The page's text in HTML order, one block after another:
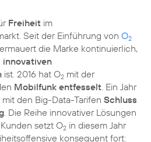
Freiheit im
Seit der Einführung von O2
die Marke kontinuierlich,
ist. 2016 hat O2 mit der
Mobilfunk entfesselt . Ein Jahr
mit den Big-Data-Tarifen Schluss
. Die Reihe innovativer Lösungen
setzt O2 in diesem Jahr
konsequent fort: